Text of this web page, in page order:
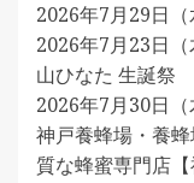
2026年7月29日
2026年7月23日
山ひなた 生誕祭
2026年7月30日
神戸養蜂場・養
質な蜂蜜専門店【